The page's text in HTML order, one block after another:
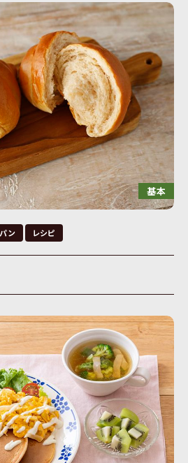
基本
パン レシピ